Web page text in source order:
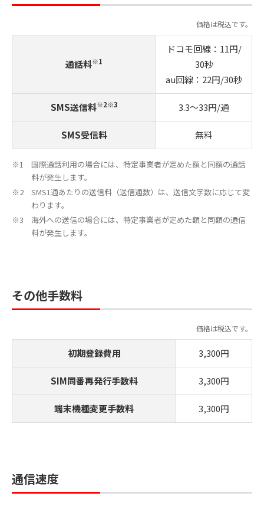
価格は税込です。
通話料※1
ドコモ回線：11円/
30秒
au回線：22円/30秒
SMS送信料※2※3 3.3～33円/通
SMS受信料 無料
国際通話利用の場合には、特定事業者が定めた額と同額の通話
料が発生します。
SMS1通あたりの送信料（送信通数）は、送信文字数に応じて変
わります。
海外への送信の場合には、特定事業者が定めた額と同額の通信
料が発生します。
その他手数料
価格は税込です。
初期登録費用 3,300円
SIM同番再発行手数料 3,300円
端末機種変更手数料 3,300円
通信速度